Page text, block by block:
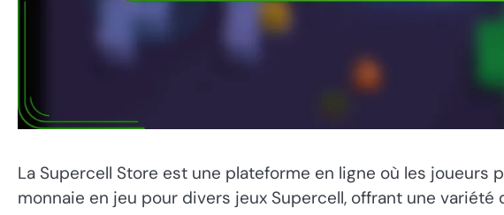
La Supercell Store est une plateforme en ligne où les
monnaie en jeu pour divers jeux Supercell, offrant une